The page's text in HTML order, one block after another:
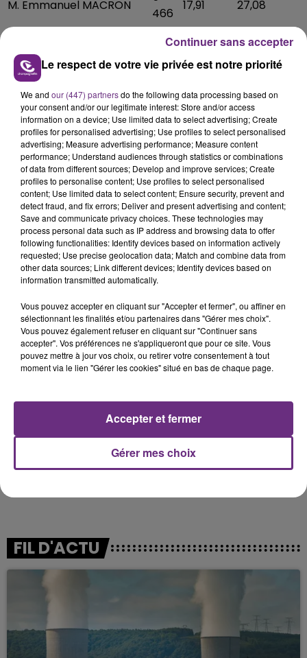
M. Emmanuel MACRON
466
17,91 27,08
4
694
15,38 23,25
Mme Marine LE PEN
4
15,35
23,21
M. Éric ZEMMOUR
1 586 5,20
7,86
Mme Valérie PÉCRESSE
1 114 3,65
5,52
M. Yannick JADOT
858 2,81
4,25
M. Nicolas DUPONT-
AIGNAN
413 1,35
2,05
M. Fabien ROUSSEL
386 1,26
1,91
M. Jean LASSALLE
368 1,21
1,82
Mme Anne HIDALGO
317 1,04
1,57
M. Philippe POUTOU
160 0,52
0,79
Mme Nathalie ARTHAUD
139 0,46 0,69
Nombre% Inscrits% Votants
Inscrits
30 515
Abstentions9 903
32,45
Votants
20 612
67,55
Nuls
141 0,46
0,68
20 186 66,15 97,93
Tous les résultats de cette élection sont à retrouver
FIL D'ACTU
Le respect de votre vie privée est notre priorité
We and our (447) partnersdo the following data processing based on
your consent and/or our legitimate interest: Store and/or access
information on a device; Use limited data to select advertising; Create
profiles for personalised advertising; Use profiles to select personalised
advertising; Measure advertising performance; Measure content
performance; Understand audiences through statistics or combinations
of data from different sources; Develop and improve services; Create
profiles to personalise content; Use profiles to select personalised
content; Use limited data to select content; Ensure security, prevent and
detect fraud, and fix errors; Deliver and present advertising and content;
Save and communicate privacy choices. These technologies may
process personal data such as IP address and browsing data to offer
following functionalities: Identify devices based on information actively
requested; Use precise geolocation data; Match and combine data from
other data sources; Link different devices; Identify devices based on
information transmitted automatically.
Vous pouvez accepter en cliquant sur "Accepter et fermer", ou affiner en
sélectionnant les finalités et/ou partenaires dans "Gérer mes choix".
Vous pouvez également refuser en cliquant sur "Continuer sans
accepter". Vos préférences ne s'appliqueront que pour ce site. Vous
pouvez mettre à jour vos choix, ou retirer votre consentement à tout
moment via le lien "Gérer les cookies" situé en bas de chaque page.
Gérer mes choix
Accepter et fermer
Continuer sans accepter